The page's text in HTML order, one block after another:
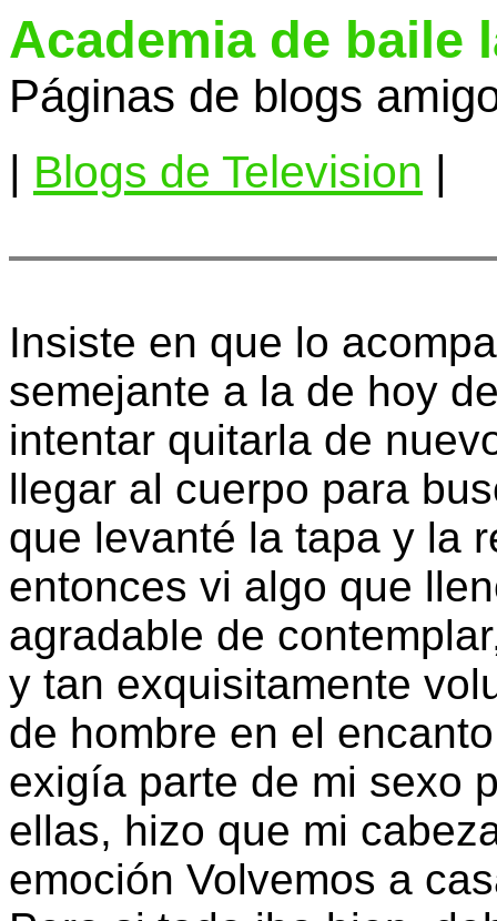
Academia de baile
Páginas de blogs
Blogs de Television
Insiste en que lo
semejante a la de hoy
intentar quitarla de
llegar al cuerpo para
que levanté la tapa y la
entonces vi algo que
agradable de
y tan exquisitamente
de hombre en el
exigía parte de mi sexo
ellas, hizo que mi
emoción Volvemos a